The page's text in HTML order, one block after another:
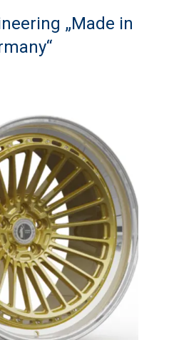
„Made in